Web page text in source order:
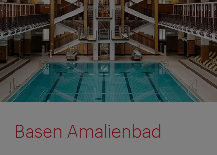
Basen Amalienbad